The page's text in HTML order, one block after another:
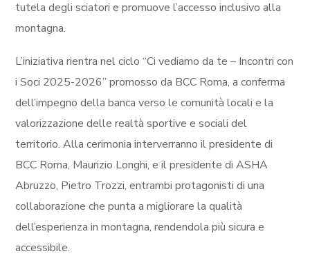
tutela degli sciatori e promuove l’accesso inclusivo alla
montagna.
L’iniziativa rientra nel ciclo “Ci vediamo da te – Incontri con
i Soci 2025-2026” promosso da BCC Roma, a conferma
dell’impegno della banca verso le comunità locali e la
valorizzazione delle realtà sportive e sociali del
territorio. Alla cerimonia interverranno il presidente di
BCC Roma, Maurizio Longhi, e il presidente di ASHA
Abruzzo, Pietro Trozzi, entrambi protagonisti di una
collaborazione che punta a migliorare la qualità
dell’esperienza in montagna, rendendola più sicura e
accessibile.